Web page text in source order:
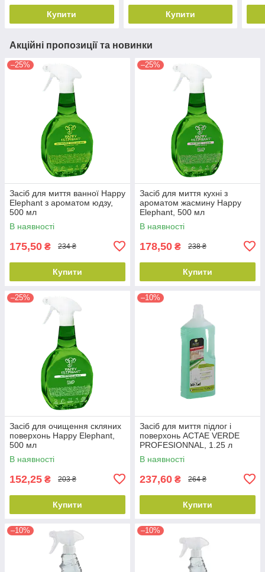
Купити Купити
Акційні пропозиції та новинки
–25%
Засіб для миття ванної Happy
Elephant з ароматом юдзу,
500 мл
В наявності
175,50 ₴ 234 ₴
Купити
–25%
Засіб для миття кухні з
ароматом жасмину Happy
Elephant, 500 мл
В наявності
178,50 ₴ 238 ₴
Купити
–25%
Засіб для очищення скляних
поверхонь Happy Elephant,
500 мл
В наявності
152,25 ₴ 203 ₴
Купити
–10%
Засіб для миття підлог і
поверхонь ACTAE VERDE
PROFESIONNAL, 1.25 л
В наявності
237,60 ₴ 264 ₴
Купити
–10% –10%